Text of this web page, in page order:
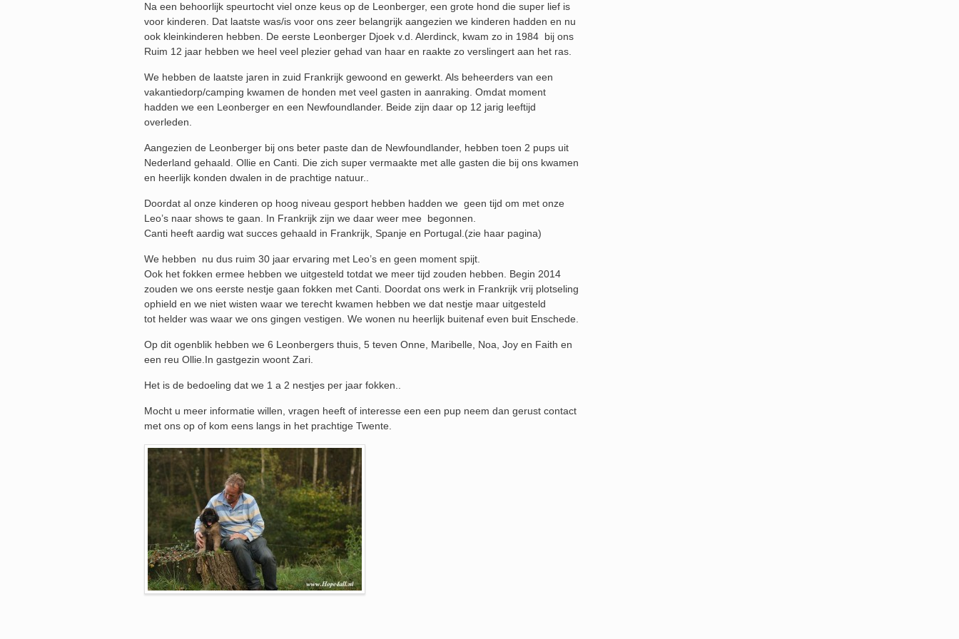
Na een behoorlijk speurtocht viel onze keus op de Leonberger, een grote hond die super lief is
voor kinderen. Dat laatste was/is voor ons zeer belangrijk aangezien we kinderen hadden en nu
ook kleinkinderen hebben. De eerste Leonberger Djoek v.d. Alerdinck, kwam zo in 1984 bij ons
Ruim 12 jaar hebben we heel veel plezier gehad van haar en raakte zo verslingert aan het ras.
We hebben de laatste jaren in zuid Frankrijk gewoond en gewerkt. Als beheerders van een
vakantiedorp/camping kwamen de honden met veel gasten in aanraking. Omdat moment
hadden we een Leonberger en een Newfoundlander. Beide zijn daar op 12 jarig leeftijd
overleden.
Aangezien de Leonberger bij ons beter paste dan de Newfoundlander, hebben toen 2 pups uit
Nederland gehaald. Ollie en Canti. Die zich super vermaakte met alle gasten die bij ons kwamen
en heerlijk konden dwalen in de prachtige natuur..
Doordat al onze kinderen op hoog niveau gesport hebben hadden we geen tijd om met onze
Leo’s naar shows te gaan. In Frankrijk zijn we daar weer mee begonnen.
Canti heeft aardig wat succes gehaald in Frankrijk, Spanje en Portugal.(zie haar pagina)
We hebben nu dus ruim 30 jaar ervaring met Leo’s en geen moment spijt.
Ook het fokken ermee hebben we uitgesteld totdat we meer tijd zouden hebben. Begin 2014
zouden we ons eerste nestje gaan fokken met Canti. Doordat ons werk in Frankrijk vrij plotseling
ophield en we niet wisten waar we terecht kwamen hebben we dat nestje maar uitgesteld
tot helder was waar we ons gingen vestigen. We wonen nu heerlijk buitenaf even buit Enschede.
Op dit ogenblik hebben we 6 Leonbergers thuis, 5 teven Onne, Maribelle, Noa, Joy en Faith en
een reu Ollie.In gastgezin woont Zari.
Het is de bedoeling dat we 1 a 2 nestjes per jaar fokken..
Mocht u meer informatie willen, vragen heeft of interesse een een pup neem dan gerust contact
met ons op of kom eens langs in het prachtige Twente.